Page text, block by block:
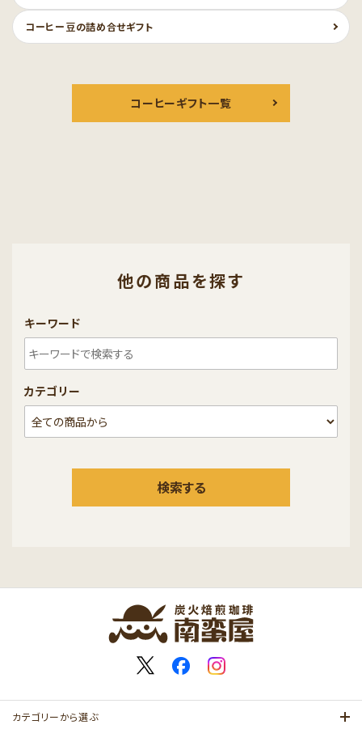
コーヒー豆の詰め合せギフト
コーヒーギフト一覧
他の商品を探す
キーワード
カテゴリー
検索する
カテゴリーから選ぶ